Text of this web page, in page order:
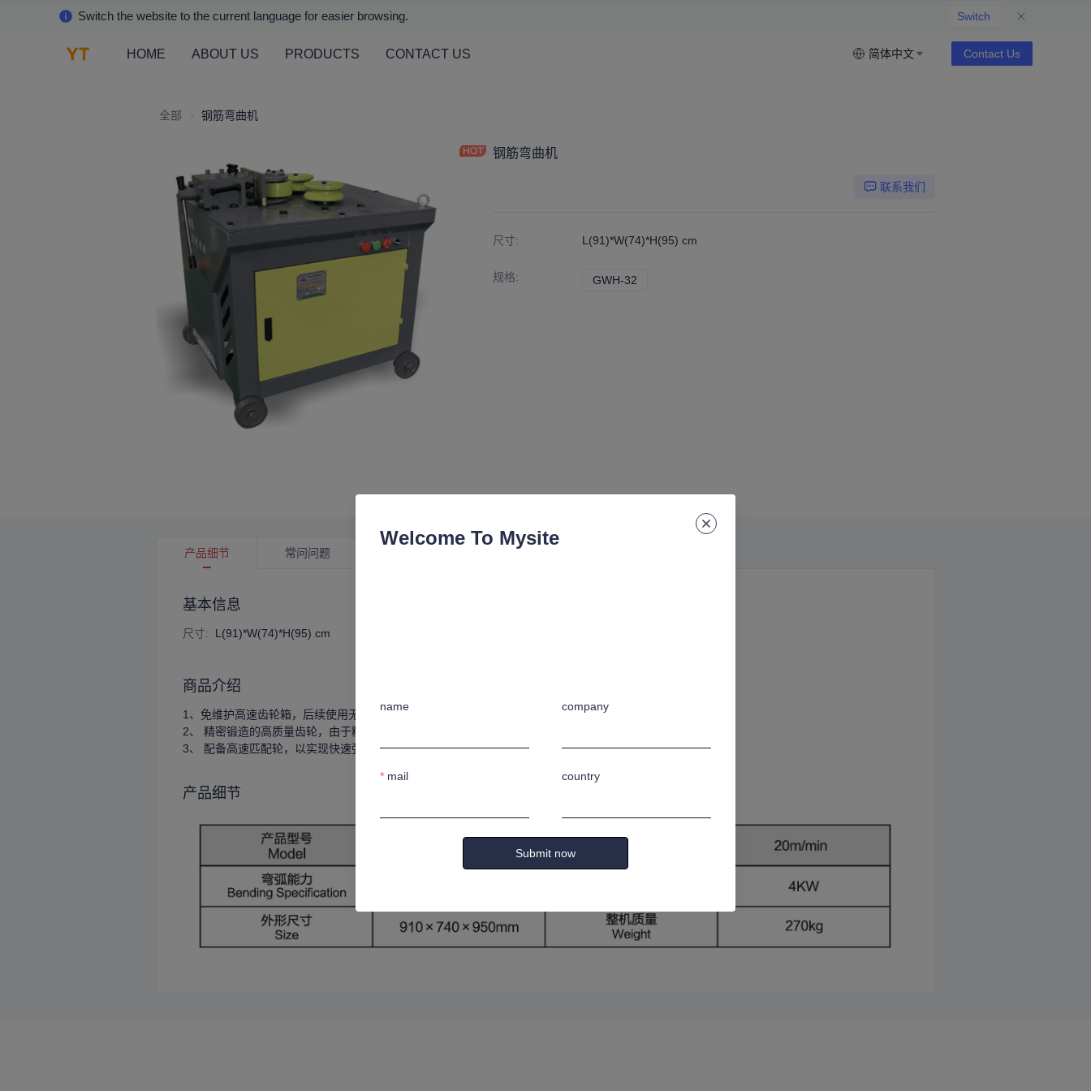
Switch the website to the current language for easier browsing. Switch
HOME ABOUT US PRODUCTS CONTACT US 简体中文 Contact Us
全部 钢筋弯曲机
钢筋弯曲机
联系我们
尺寸: L(91)*W(74)*H(95) cm
规格: GWH-32
产品细节 常问问题
基本信息
尺寸: L(91)*W(74)*H(95) cm
商品介绍
1、免维护高速齿轮箱，后续使用无忧。
2、 精密锻造的高质量齿轮，由于精确加工而无噪音。
3、 配备高速匹配轮，以实现快速弧形弯曲和强大的性能。
产品细节
Welcome To Mysite
name company
mail country
Submit now